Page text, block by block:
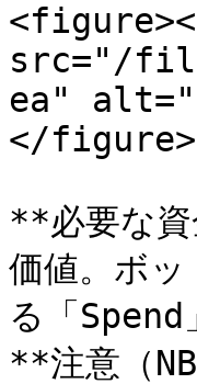
src="/
ea"
</figure>
**必要な
価値。ボ
る「
**注意（